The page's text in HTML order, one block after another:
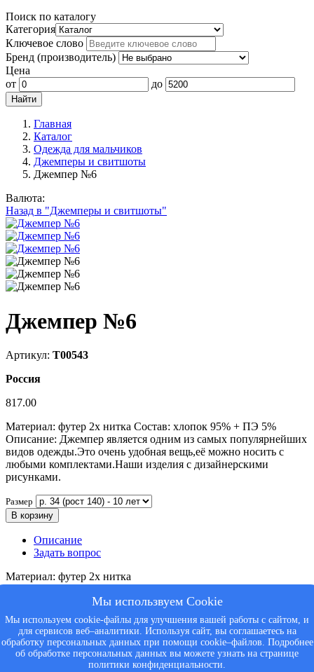
Поиск по каталогу
Категория
Ключевое слово
Бренд (производитель)
Цена
от
до
Главная
Каталог
Одежда для мальчиков
Джемперы и свитшоты
Джемпер №6
Валюта:
Назад в "Джемперы и свитшоты"
Джемпер №6
Артикул: Т00543
Россия
817.00
Материал: футер 2х нитка Состав: хлопок 95% + ПЭ 5%
Описание: Джемпер является одним из самых популярнейших
видов одежды.Это очень удобная вещь,её можно носить с
любыми комплектами.Наши изделия с дизайнерскими
рисунками.
Размер
В корзину
Описание
Задать вопрос
Материал: футер 2х нитка
Описание: Джемпер является одним из самых популярнейших
видов одежды.Это очень удобная вещь, её можно носить с
любыми комплектами. Наши изделия с дизайнерскими
рисунками.
Мы использвуем Cookie
Мы используем cookie-файлы для улучшения вашей работы с сайтом, и
для сервисов веб–аналитики. Используя сайт, вы соглашаетесь на
обработку персональных данных при помощи cookie–файлов. Подробнее
об обработке персональных данных вы можете узнать на странице
политики конфиденциальности.